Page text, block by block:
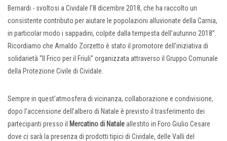
Bernardi - svoltosi a Cividale l’8 dicembre 2018, che ha raccolto un
consistente contributo per aiutare le popolazioni alluvionate della Carnia,
in particolar modo i sappadini, colpite dalla tempesta dell’autunno 2018”.
Ricordiamo che Arnaldo Zorzetto è stato il promotore dell’iniziativa di
solidarietà “Il Frico per il Friuli” organizzata attraverso il Gruppo Comunale
della Protezione Civile di Cividale.
Sempre in quest’atmosfera di vicinanza, collaborazione e condivisione,
dopo l’accensione dell’albero di Natale è previsto il trasferimento dei
partecipanti presso il Mercatino di Nataleallestito in Foro Giulio Cesare
dove ci sarà la presenza di prodotti tipici di Cividale, delle Valli del